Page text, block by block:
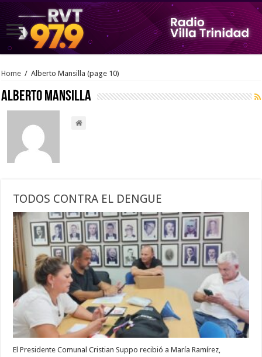
Home / Alberto Mansilla (page 10)
Alberto Mansilla
TODOS CONTRA EL DENGUE
El Presidente Comunal Cristian Suppo recibió a María Ramírez,